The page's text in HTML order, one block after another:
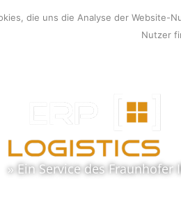
» Ein Service desFraunhofer
die uns die Analyse der Website-
Nutzer